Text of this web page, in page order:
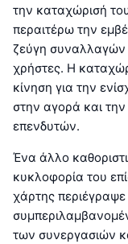
την καταχώρισή
περαιτέρω την
ζεύγη συναλλαγών
χρήστες. Η
κίνηση για την
στην αγορά και
επενδυτών.
Ένα άλλο
κυκλοφορία του
χάρτης
των συνεργασιών